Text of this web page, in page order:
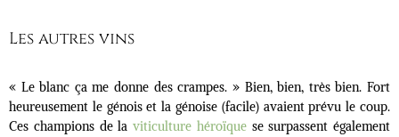
Les autres vins
« Le blanc ça me donne des crampes. » Bien, bien, très bien. Fort
heureusement le génois et la génoise (facile) avaient prévu le coup.
Ces champions de la viticulture héroïquese surpassent également